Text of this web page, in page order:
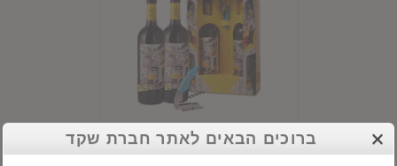
מארז פורטה 6
ברוכים הבאים לאתר חברת שקד